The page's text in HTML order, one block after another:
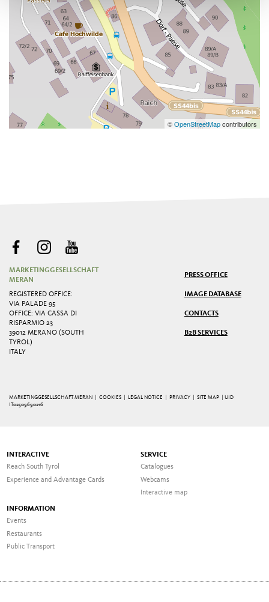
©OpenStreetMapcontributors
MARKETINGGESELLSCHAFT
MERAN
REGISTERED OFFICE:
VIA PALADE 95
OFFICE: VIA CASSA DI
RISPARMIO 23
39012 MERANO (SOUTH
TYROL)
ITALY
PRESS OFFICE
IMAGE DATABASE
CONTACTS
B2B SERVICES
MARKETINGGESELLSCHAFT MERAN | COOKIES |LEGAL NOTICE |PRIVACY |SITE MAP
| UID
IT02509690216
INTERACTIVE
Reach South Tyrol
Experience and Advantage Cards
SERVICE
Catalogues
Webcams
Interactive map
INFORMATION
Events
Restaurants
Public Transport